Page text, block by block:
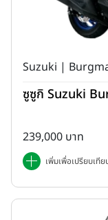
Suzuki |
ซูซูกิ Suzuki
239,000 บาท
เพิ่มเพื่อเปรียบเทีย